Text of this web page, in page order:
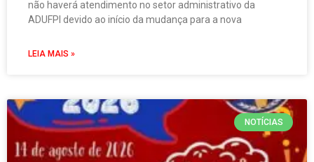
não haverá atendimento no setor administrativo da
ADUFPI devido ao início da mudança para a nova
LEIA MAIS »
NOTÍCIAS